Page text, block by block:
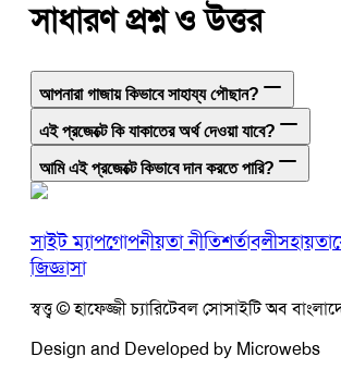
সাধারণ প্রশ্ন ও উত্তর
আপনারা গাজায় কিভাবে সাহায্য পৌছান?
এই প্রজেক্টে কি যাকাতের অর্থ দেওয়া যাবে?
আমি এই প্রজেক্টে কিভাবে দান করতে পারি?
সাইট ম্যাপগোপনীয়তা নীতিশর্তাবলীসহায়তা
জিজ্ঞাসা
স্বত্ত্ব © হাফেজ্জী চ্যারিটেবল সোসাইটি অব
Design and Developed by Microwebs